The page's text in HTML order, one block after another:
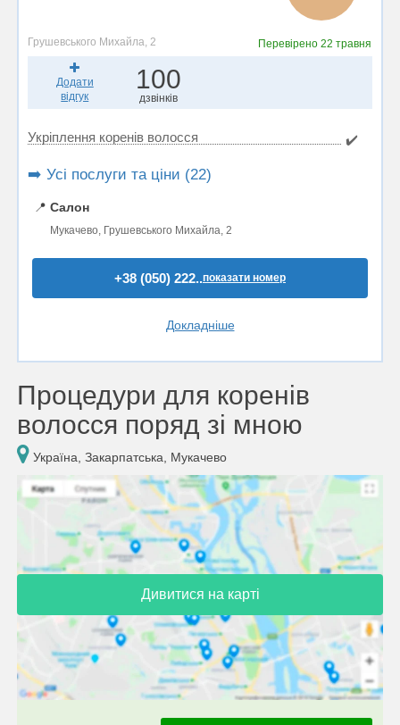
Грушевського Михайла, 2 Перевірено22 травня
Додати
відгук
100
дзвінків
Укріплення коренів волосся ✔️
➡️ Усі послуги та ціни (22)
📍 Салон
Мукачево, Грушевського Михайла, 2
+38 (050) 222..показати номер
Докладніше
Процедури для коренів
волосся поряд зі мною
Україна, Закарпатська, Мукачево
Дивитися на карті